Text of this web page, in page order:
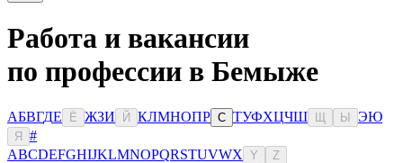
Работа и вакансии
по профессии в Бемыже
АБВГДЕ Ё ЖЗИ Й КЛМНОПР С ТУФХЦЧШ Ы ЭЮ
Я
#
ABCDEFGHIJKLMNOPQRSTUVWX Y Z